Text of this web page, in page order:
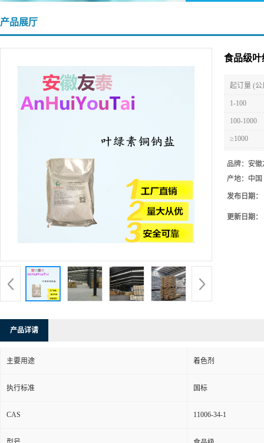
产品展厅
食品级叶
起订量 (公
1-100
100-1000
≥1000
品牌： 安徽
产地： 中国
发布日期：
更新日期：
产品详请
主要用途 着色剂
执行标准 国标
CAS 11006-34-1